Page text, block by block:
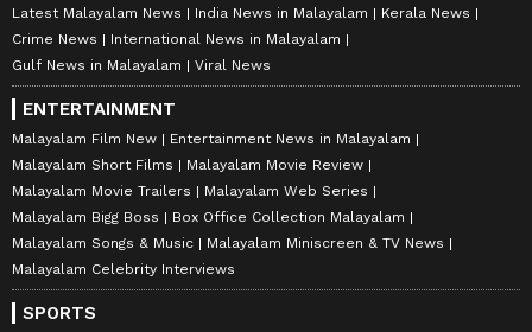
Latest Malayalam News
India News in Malayalam
Kerala News
Crime News
International News in Malayalam
Gulf News in Malayalam
Viral News
ENTERTAINMENT
Malayalam Film New
Entertainment News in Malayalam
Malayalam Short Films
Malayalam Movie Review
Malayalam Movie Trailers
Malayalam Web Series
Malayalam Bigg Boss
Box Office Collection Malayalam
Malayalam Songs & Music
Malayalam Miniscreen & TV News
Malayalam Celebrity Interviews
SPORTS